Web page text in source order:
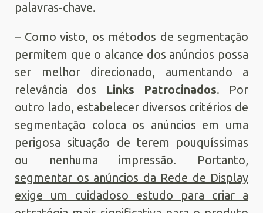
palavras-chave.
– Como visto, os métodos de segmentação
permitem que o alcance dos anúncios possa
ser melhor direcionado, aumentando a
relevância dos Links Patrocinados. Por
outro lado, estabelecer diversos critérios de
segmentação coloca os anúncios em uma
perigosa situação de terem pouquíssimas
ou nenhuma impressão. Portanto,
segmentar os anúncios da Rede de Display
exige um cuidadoso estudo para criar a